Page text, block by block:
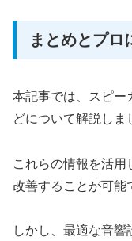
まとめとプロ
本記事では、スピー
どについて解説しま
これらの情報を活用
改善することが可能
しかし、最適な音